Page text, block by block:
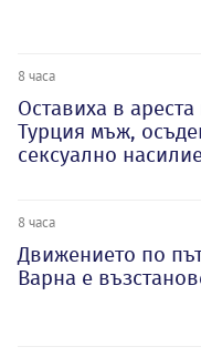
8 часа
Оставиха в
Турция мъж,
сексуално
8 часа
Движението по
Варна е